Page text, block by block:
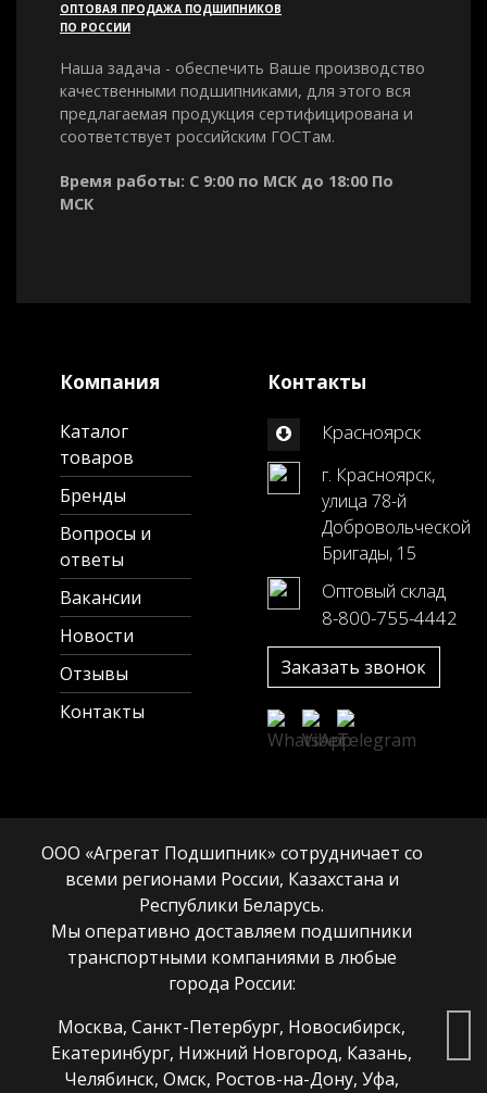
ОПТОВАЯ ПРОДАЖА ПОДШИПНИКОВ
ПО РОССИИ
Наша задача - обеспечить Ваше производство
качественными подшипниками, для этого вся
предлагаемая продукция сертифицирована и
соответствует российским ГОСТам.
Время работы: С 9:00 по МСК до 18:00 По
МСК
Компания
Каталог
товаров
Бренды
Вопросы и
ответы
Вакансии
Новости
Отзывы
Контакты
Контакты
Красноярск
г. Красноярск,
улица 78-й
Добровольческой
Бригады, 15
Оптовый склад
8-800-755-4442
Заказать звонок
ООО «Агрегат Подшипник» сотрудничает со
всеми регионами России, Казахстана и
Республики Беларусь.
Мы оперативно доставляем подшипники
транспортными компаниями в любые
города России:
Москва, Санкт-Петербург, Новосибирск,
Екатеринбург, Нижний Новгород, Казань,
Челябинск, Омск, Ростов-на-Дону, Уфа,